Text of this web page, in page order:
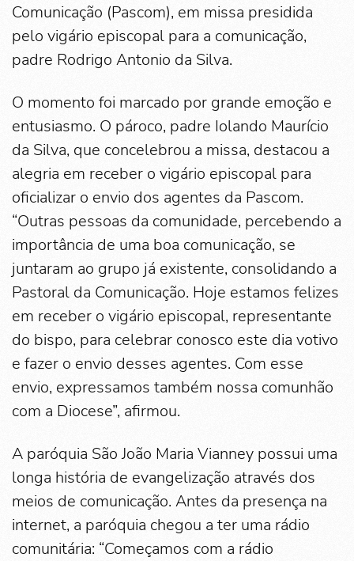
Comunicação (Pascom), em missa presidida
pelo vigário episcopal para a comunicação,
padre Rodrigo Antonio da Silva.
O momento foi marcado por grande emoção e
entusiasmo. O pároco, padre Iolando Maurício
da Silva, que concelebrou a missa, destacou a
alegria em receber o vigário episcopal para
oficializar o envio dos agentes da Pascom.
“Outras pessoas da comunidade, percebendo a
importância de uma boa comunicação, se
juntaram ao grupo já existente, consolidando a
Pastoral da Comunicação. Hoje estamos felizes
em receber o vigário episcopal, representante
do bispo, para celebrar conosco este dia votivo
e fazer o envio desses agentes. Com esse
envio, expressamos também nossa comunhão
com a Diocese”, afirmou.
A paróquia São João Maria Vianney possui uma
longa história de evangelização através dos
meios de comunicação. Antes da presença na
internet, a paróquia chegou a ter uma rádio
comunitária: “Começamos com a rádio